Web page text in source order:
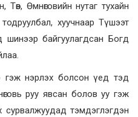
Өмнөговийн нутаг тухайн
хуучнаар Түшээт
байгуулагдсан Богд
гэж нэрлэх болсон үед тэд
руу явсан болов уу гэж
тэмдэглэгдэн